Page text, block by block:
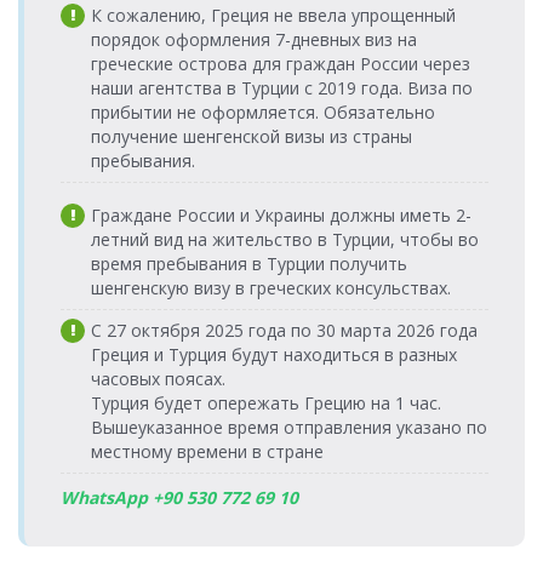
(г.Кушадасы) >
Порт о.Патмос
воскресенье
08:15-10:30
Avrasya
Katamaran
К сожалению, Греция не ввела упрощенный
порядок оформления 7-дневных виз на
греческие острова для граждан России через
наши агентства в Турции с 2019 года. Виза по
прибытии не оформляется. Обязательно
получение шенгенской визы из страны
пребывания.
Граждане России и Украины должны иметь 2-
летний вид на жительство в Турции, чтобы во
время пребывания в Турции получить
шенгенскую визу в греческих консульствах.
С 27 октября 2025 года по 30 марта 2026 года
Греция и Турция будут находиться в разных
часовых поясах.
Турция будет опережать Грецию на 1 час.
Вышеуказанное время отправления указано по
местному времени в стране
WhatsApp +90 530 772 69 10